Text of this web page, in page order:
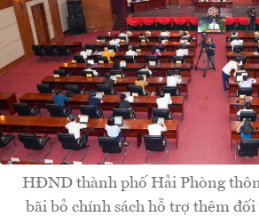
HĐND thành phố Hải Phòng
bãi bỏ chính sách hỗ trợ thêm